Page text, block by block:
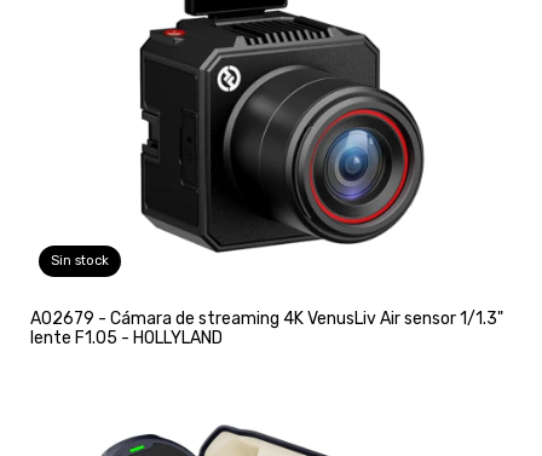
Sin stock
A02679 - Cámara de streaming 4K VenusLiv Air sensor 1/1.3"
lente F1.05 - HOLLYLAND